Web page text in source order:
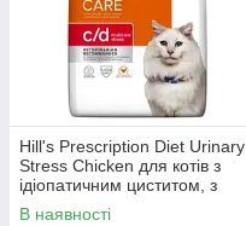
Hill's Prescription Diet Urinary
Stress Chicken для котів з
ідіопатичним циститом, з
куркою, 1,5 кг
В наявності